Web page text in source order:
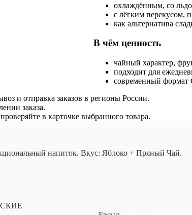
охлаждённым, со
с лёгким перекусом,
как альтернатива
В чём ценность
чайный характер,
подходит для
современный формат
и отправка заказов в регионы России.
заказа.
в карточке выбранного товара.
напиток. Вкус: Яблоко + Пряный Чай.